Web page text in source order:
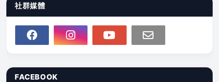
社群媒體
FACEBOOK